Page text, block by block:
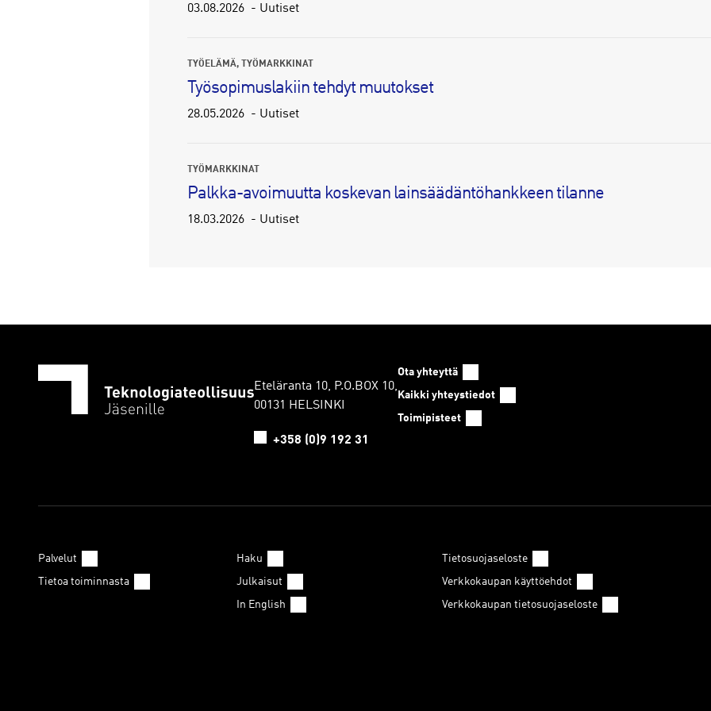
03.08.2026 Uutiset
TYÖELÄMÄ TYÖMARKKINAT
Työsopimuslakiin tehdyt muutokset
28.05.2026 Uutiset
TYÖMARKKINAT
Palkka-avoimuutta koskevan lainsäädäntöhankkeen tilanne
18.03.2026 Uutiset
Eteläranta 10, P.O.BOX 10,
00131 HELSINKI
+358 (0)9 192 31
Ota yhteyttä
Kaikki yhteystiedot
Toimipisteet
Palvelut
Tietoa toiminnasta
Haku
Julkaisut
In English
Tietosuojaseloste
Verkkokaupan käyttöehdot
Verkkokaupan tietosuojaseloste